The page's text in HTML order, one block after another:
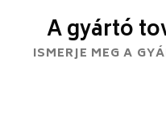
A gyártó
ISMERJE MEG A